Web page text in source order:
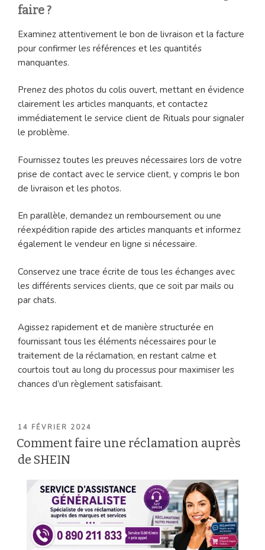
faire ?
Examinez attentivement le bon de livraison et la facture
pour confirmer les références et les quantités
manquantes.
Prenez des photos du colis ouvert, mettant en évidence
clairement les articles manquants, et contactez
immédiatement le service client de Rituals pour signaler
le problème.
Fournissez toutes les preuves nécessaires lors de votre
prise de contact avec le service client, y compris le bon
de livraison et les photos.
En parallèle, demandez un remboursement ou une
réexpédition rapide des articles manquants et informez
également le vendeur en ligne si nécessaire.
Conservez une trace écrite de tous les échanges avec
les différents services clients, que ce soit par mails ou
par chats.
Agissez rapidement et de manière structurée en
fournissant tous les éléments nécessaires pour le
traitement de la réclamation, en restant calme et
courtois tout au long du processus pour maximiser les
chances d’un règlement satisfaisant.
PUBLIÉ
LE
14 FÉVRIER 2024
Comment faire une réclamation auprès
de SHEIN